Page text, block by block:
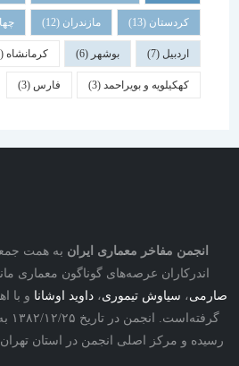
کردستان(13) مازندران(12) چهارمحال
بوشهر کرمانشاه(5)
کهکیلویه و بویراحمد(3) فارس
مفاخر معماری ایرانبه همت جمعی از
عرصه‌های گوناگون معماری مانند
،سیاوش تیموری،داوید اوشاناو با اهداف
و مرکز اصلی انجمن در استان تهران